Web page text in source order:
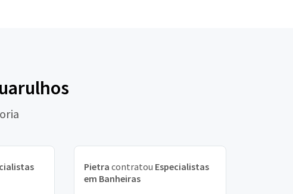
Pietra contratou Especialistas
em Banheiras